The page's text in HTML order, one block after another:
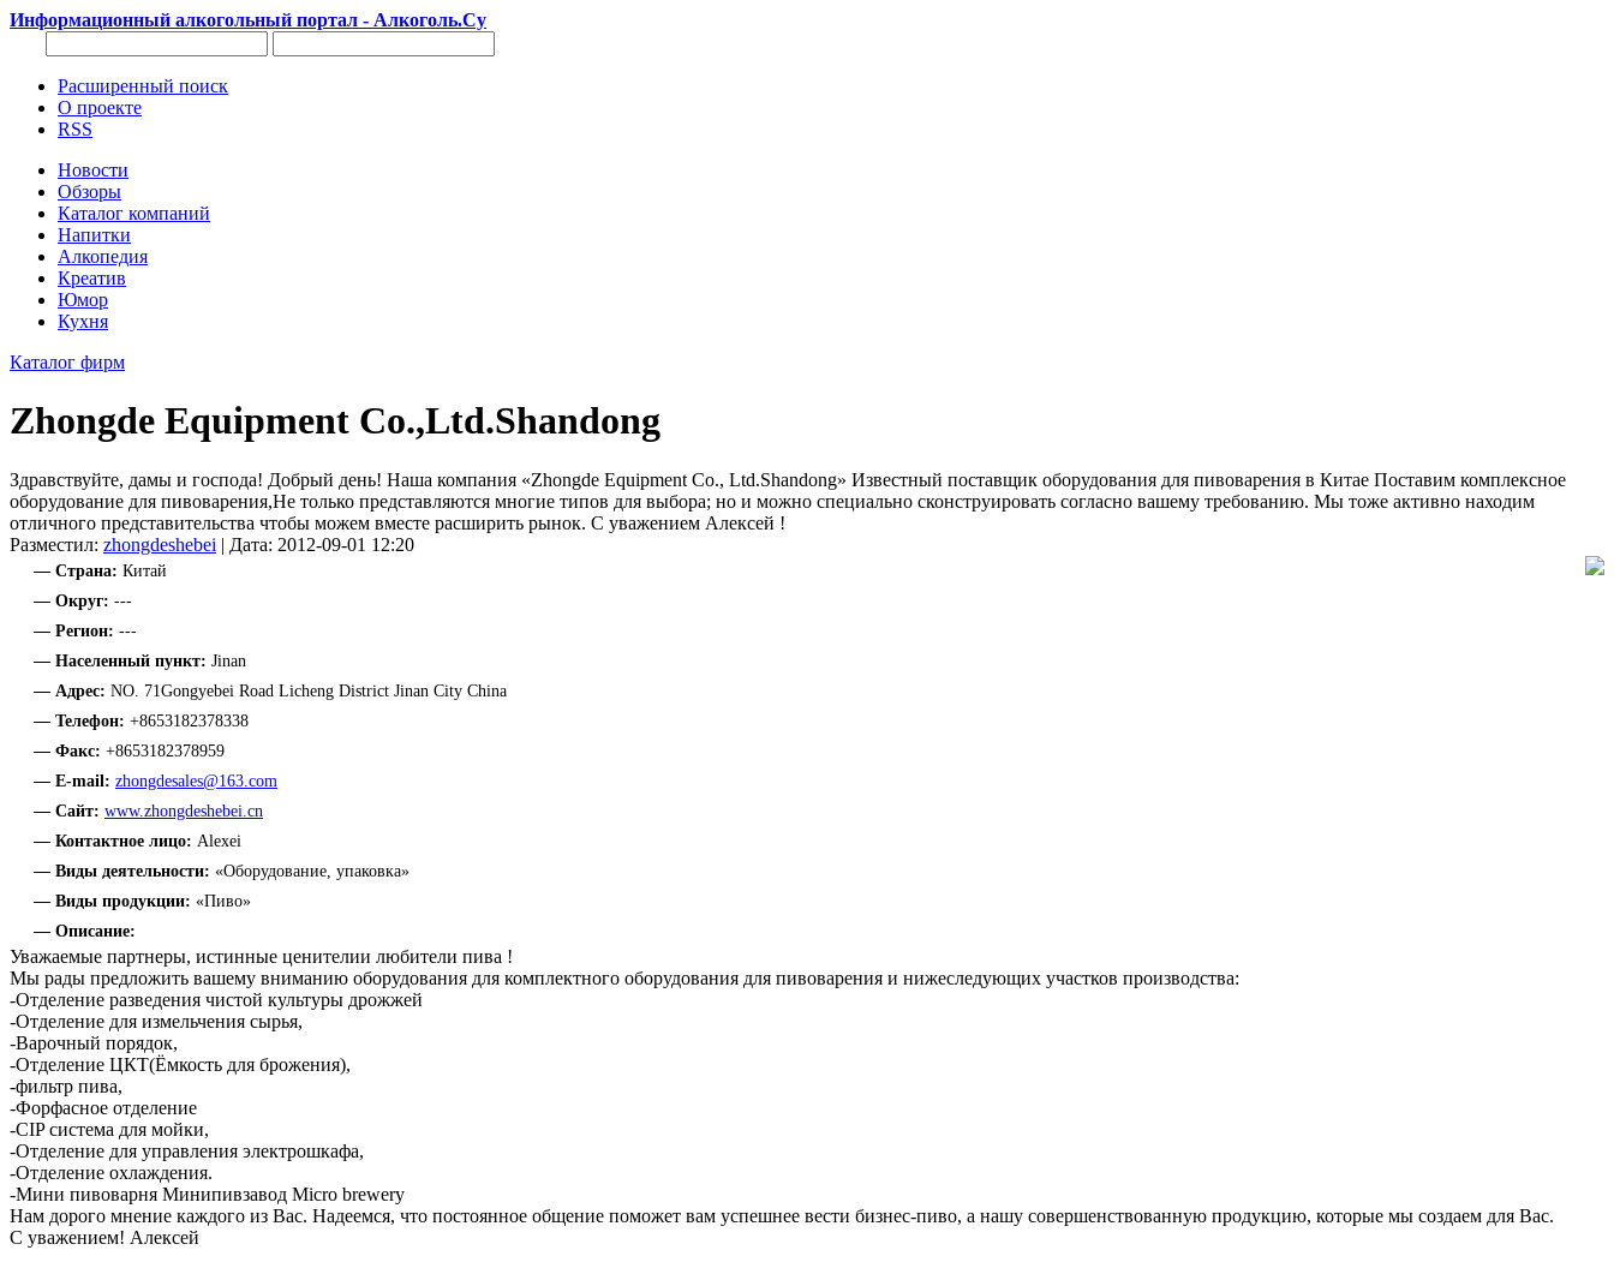
Информационный алкогольный портал - Алкоголь.Су
Расширенный поиск
О проекте
RSS
Новости
Обзоры
Каталог компаний
Напитки
Алкопедия
Креатив
Юмор
Кухня
Каталог фирм
Zhongde Equipment Co.,Ltd.Shandong
Здравствуйте, дамы и господа! Добрый день! Наша компания «Zhongde Equipment Co., Ltd.Shandong» Известный поставщик оборудования для пивоварения в Китае Поставим комплексное
оборудование для пивоварения,Не только представляются многие типов для выбора; но и можно специально сконструировать согласно вашему требованию. Мы тоже активно находим
отличного представительства чтобы можем вместе расширить рынок. С уважением Алексей !
Разместил: zhongdeshebei | Дата: 2012-09-01 12:20
— Страна: Китай
— Округ: ---
— Регион: ---
— Населенный пункт: Jinan
— Адрес: NO. 71Gongyebei Road Licheng District Jinan City China
— Телефон: +8653182378338
— Факс: +8653182378959
— E-mail: zhongdesales@163.com
— Сайт: www.zhongdeshebei.cn
— Контактное лицо: Alexei
— Виды деятельности: «Оборудование, упаковка»
— Виды продукции: «Пиво»
— Описание:
Уважаемые партнеры, истинные ценителии любители пива !
Мы рады предложить вашему вниманию оборудования для комплектного оборудования для пивоварения и нижеследующих участков производства:
-Отделение разведения чистой культуры дрожжей
-Отделение для измельчения сырья,
-Варочный порядок,
-Отделение ЦКТ(Ёмкость для брожения),
-фильтр пива,
-Форфасное отделение
-CIP система для мойки,
-Отделение для управления электрошкафа,
-Отделение охлаждения.
-Мини пивоварня Минипивзавод Micro brewery
Нам дорого мнение каждого из Вас. Надеемся, что постоянное общение поможет вам успешнее вести бизнес-пиво, а нашу совершенствованную продукцию, которые мы создаем для Вас.
С уважением! Алексей